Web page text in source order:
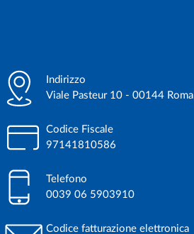
Indirizzo
Viale Pasteur 10 - 00144 Roma
Codice Fiscale
97141810586
Telefono
0039 06 5903910
Codice fatturazione elettronica